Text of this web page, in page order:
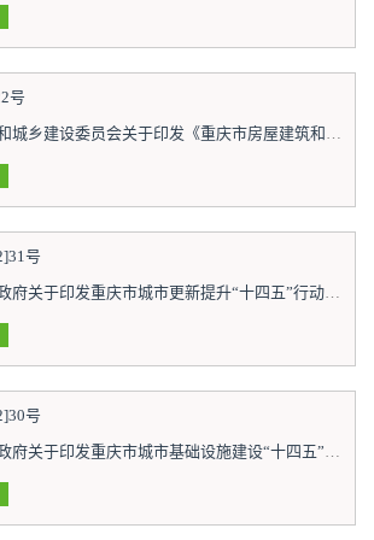
号
会关于印发《重庆市房屋建筑和市政基础设施工程质量检测信用管理办法（修订）》的通知
号
关于印发重庆市城市更新提升“十四五”行动计划的通知
号
印发重庆市城市基础设施建设“十四五”规划（2021-2025年）的通知